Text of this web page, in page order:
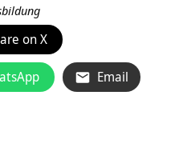
on X
Email